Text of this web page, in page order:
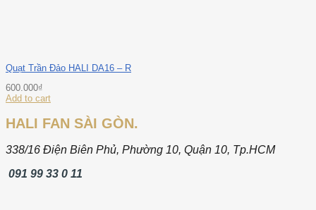
Quạt Trần Đảo HALI DA16 – R
600.000₫
Add to cart
HALI FAN SÀI GÒN.
338/16 Điện Biên Phủ, Phường 10, Quận 10, Tp.HCM
091 99 33 0 11